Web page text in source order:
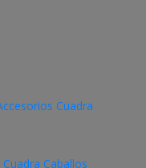
Cuadra
Caballos